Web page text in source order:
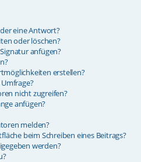
eine Antwort?
oder löschen?
anfügen?
erstellen?
nicht zugreifen?
anfügen?
melden?
beim Schreiben eines Beitrags?
werden?